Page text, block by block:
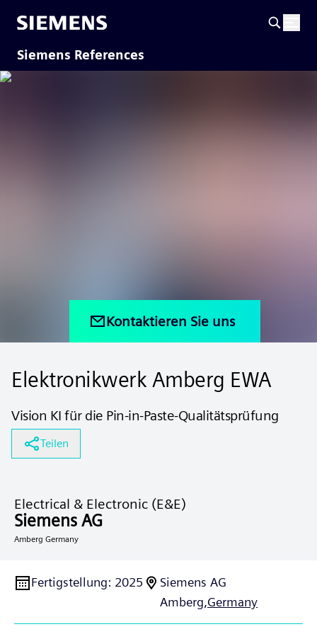
Siemens References
Kontaktieren Sie uns
Elektronikwerk Amberg EWA
Vision KI für die Pin-in-Paste-Qualitätsprüfung
Teilen
Electrical & Electronic (E&E)
Siemens AG
Amberg Germany
Fertigstellung: 2025
Siemens AG
Amberg,Germany